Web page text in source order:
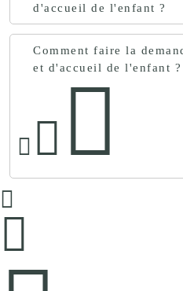
d'accueil de l'enfant ?
Comment faire la
et d'accueil de l'enfant ?